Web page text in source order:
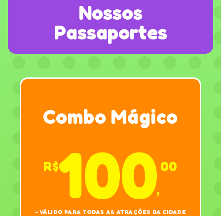
Nossos
Passaportes
Combo Mágico
R$100,
00
- VÁLIDO PARA TODAS AS ATRAÇÕES DA CIDADE